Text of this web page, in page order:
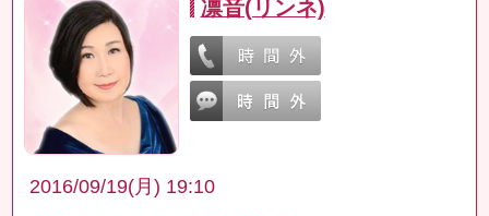
凛音(リンネ)
2016/09/19(月) 19:10